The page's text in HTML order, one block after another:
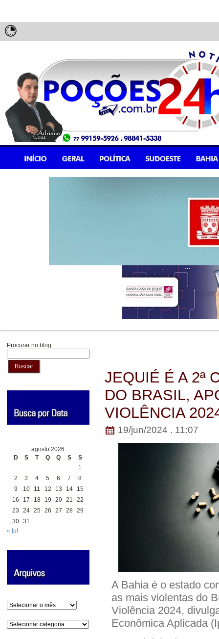
Procurar no blog:
Buscar
agosto 2026
D
S T Q Q S
S
1
2
3 4 5 6 7
8
9
10 11 12 13 14
15
16
17 18 19 20 21
22
23
24 25 26 27 28 29
30 31
« jul
Arquivos
Categorias
JEQUIÉ É A 2ª
DO BRASIL,
VIOLÊNCIA
19/jun/2024 . 11:07
A Bahia é o estado
as mais violentas do
Violência 2024,
Econômica Aplicada